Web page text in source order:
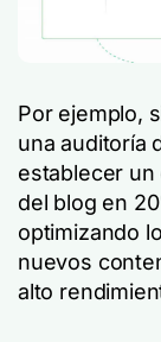
Por ejemplo,
una auditoría
establecer
del blog en
optimizando
nuevos
alto